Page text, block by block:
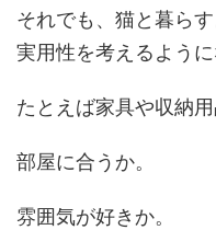
それでも、猫と暮ら
実用性を考えるように
たとえば家具や収納用
部屋に合うか。
雰囲気が好きか。